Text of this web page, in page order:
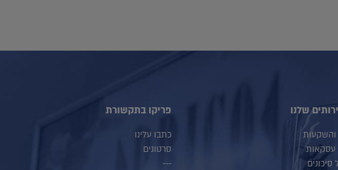
שלנו
והשקעות
עסקאות
סיכונים
פריקו בתקשורת
כתבו עלינו
סרטונים
---